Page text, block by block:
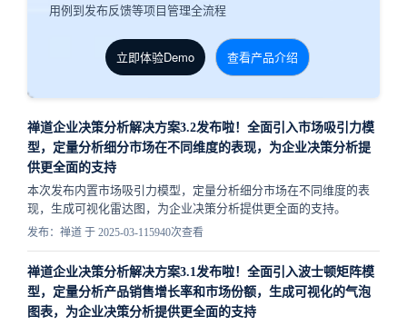
用例到发布反馈等项目管理全流程
立即体验Demo 查看产品介绍
禅道企业决策分析解决方案3.2发布啦！全面引入市场吸引力模
型，定量分析细分市场在不同维度的表现，为企业决策分析提
供更全面的支持
本次发布内置市场吸引力模型，定量分析细分市场在不同维度的表
现，生成可视化雷达图，为企业决策分析提供更全面的支持。
发布：禅道 于 2025-03-115940次查看
禅道企业决策分析解决方案3.1发布啦！全面引入波士顿矩阵模
型，定量分析产品销售增长率和市场份额，生成可视化的气泡
图表，为企业决策分析提供更全面的支持